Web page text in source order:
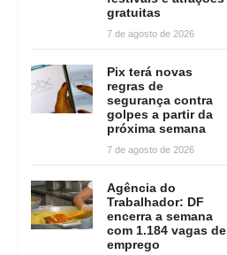
gratuitas
7 de agosto de 2026
Pix terá novas
regras de
segurança contra
golpes a partir da
próxima semana
7 de agosto de 2026
Agência do
Trabalhador: DF
encerra a semana
com 1.184 vagas de
emprego